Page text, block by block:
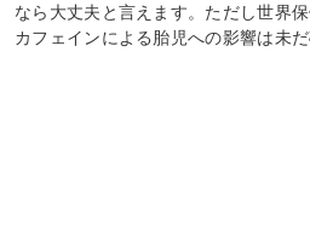
なら大丈夫と言えます。ただし世界
カフェインによる胎児への影響は未だ